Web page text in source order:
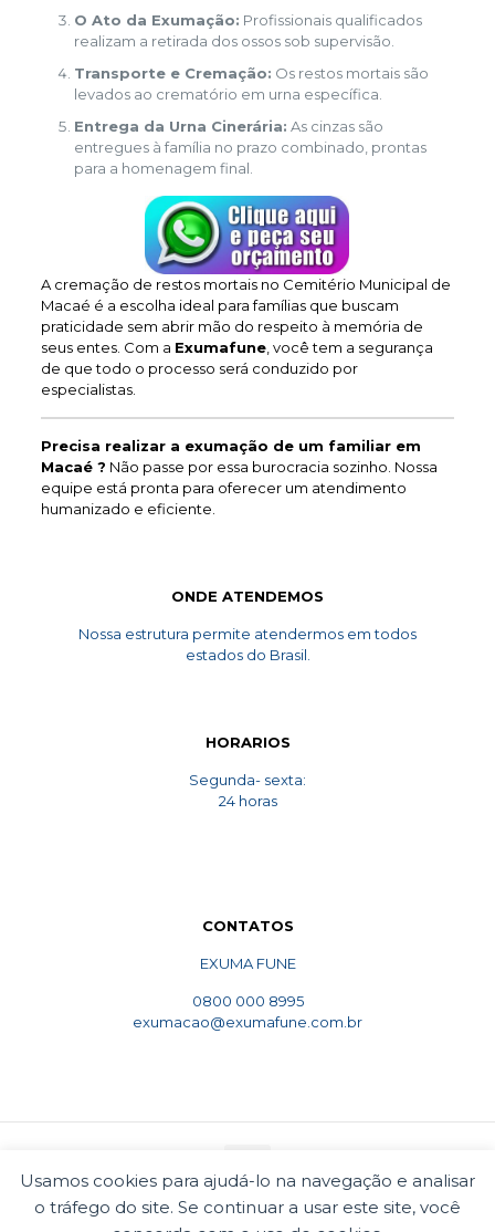
Usamos cookies para ajudá-lo na navegação e analisar
o tráfego do site. Se continuar a usar este site, você
O Ato da Exumação: Profissionais qualificados
realizam a retirada dos ossos sob supervisão.
Transporte e Cremação: Os restos mortais são
levados ao crematório em urna específica.
Entrega da Urna Cinerária: As cinzas são
entregues à família no prazo combinado, prontas
para a homenagem final.
A cremação de restos mortais no Cemitério Municipal de
Macaé é a escolha ideal para famílias que buscam
praticidade sem abrir mão do respeito à memória de
seus entes. Com a Exumafune, você tem a segurança
de que todo o processo será conduzido por
especialistas.
Precisa realizar a exumação de um familiar em
Macaé ? Não passe por essa burocracia sozinho. Nossa
equipe está pronta para oferecer um atendimento
humanizado e eficiente.
ONDE ATENDEMOS
Nossa estrutura permite atendermos em todos
estados do Brasil.
HORARIOS
Segunda- sexta:
24 horas
CONTATOS
EXUMA FUNE
0800 000 8995
exumacao@exumafune.com.br
© 2010 Exumafune. Todos direitos reservados- Ligue